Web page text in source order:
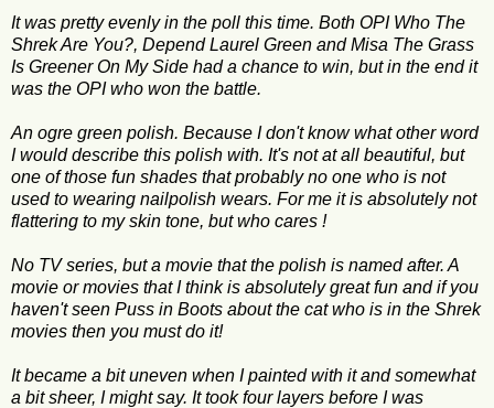
It was pretty evenly in the poll this time. Both OPI Who The
Shrek Are You?, Depend Laurel Green and Misa The Grass
Is Greener On My Side had a chance to win, but in the end it
was the OPI who won the battle.
An ogre green polish. Because I don't know what other word
I would describe this polish with. It's not at all beautiful, but
one of those fun shades that probably no one who is not
used to wearing nailpolish wears. For me it is absolutely not
flattering to my skin tone, but who cares !
No TV series, but a movie that the polish is named after. A
movie or movies that I think is absolutely great fun and if you
haven't seen Puss in Boots about the cat who is in the Shrek
movies then you must do it!
It became a bit uneven when I painted with it and somewhat
a bit sheer, I might say. It took four layers before I was